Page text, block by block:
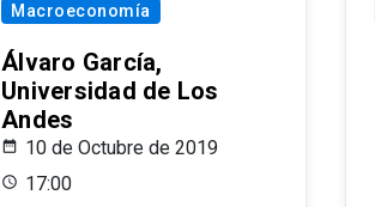
Macroeconomía
Álvaro García,
Universidad de Los
Andes
10 de Octubre de 2019
17:00